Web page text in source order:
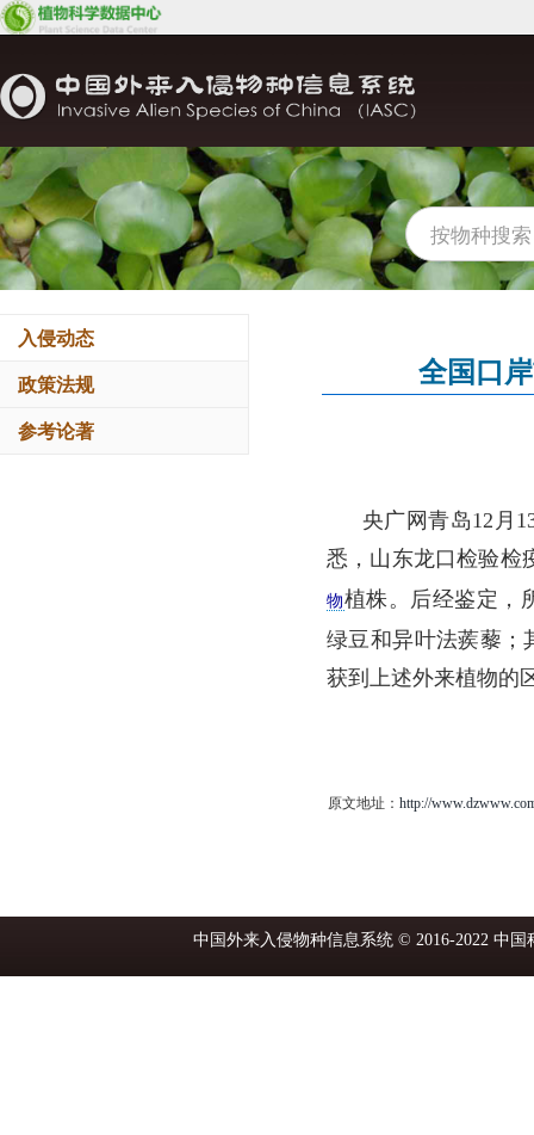
入侵动态
政策法规
参考论著
全国口
央广网青岛12月
悉，山东龙口检验检
物植株。后经鉴定，
绿豆和异叶法蒺藜；
获到上述外来植物的
原文地址： http://
中国外来入侵物种信息系统 © 2016-2022 中